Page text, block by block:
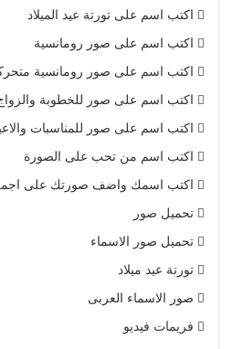
اكتب اسم على تورتة عيد الميلاد
اكتب اسم على صور رومانسية
اكتب اسم على صور رومانسية
اكتب اسم على صور للخطوبة
اكتب اسم على صور للمناسبات
اكتب اسم من تحب على الصورة
اكتب اسمك واضف صورتك على
تحميل صور
تحميل صور الاسماء
تورتة عيد ميلاد
صور الاسماء العربى
فريمات فيديو